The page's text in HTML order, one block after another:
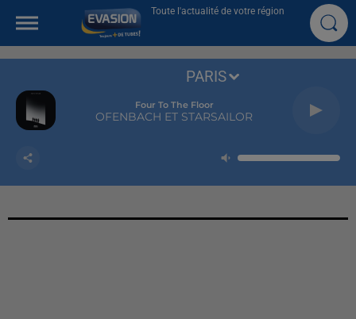
Toute l'actualité de votre région
Four To The Floor
OFENBACH ET STARSAILOR
PARIS